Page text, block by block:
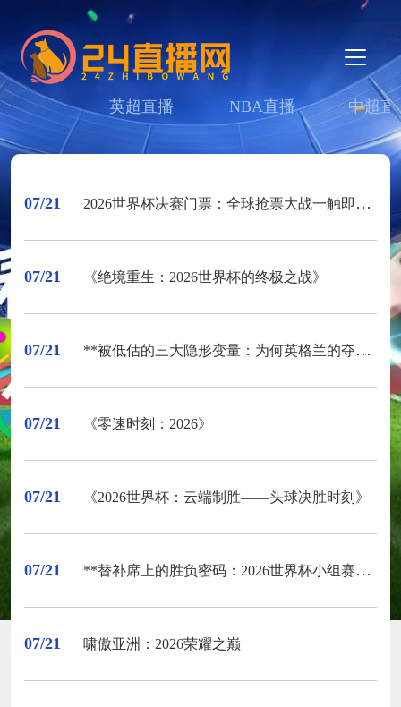
英超直播 NBA直播 中超直
07/21 2026世界杯决赛门票：全球抢票大战一触即发，一票难求已成定局
07/21 《绝境重生：2026世界杯的终极之战》
07/21 **被低估的三大隐形变量：为何英格兰的夺冠概率被严重误判**
07/21 《零速时刻：2026》
07/21 《2026世界杯：云端制胜——头球决胜时刻》
07/21 **替补席上的胜负密码：2026世界杯小组赛的轮换博弈**
07/21 啸傲亚洲：2026荣耀之巅